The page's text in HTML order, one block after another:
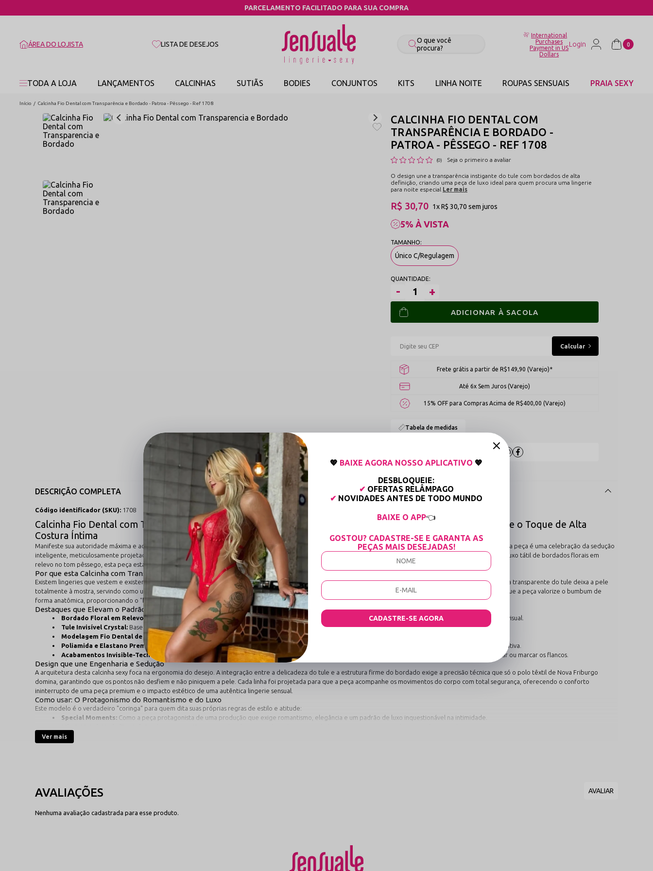
COMPRE PELO WHATSAPP
ÁREA DO LOJISTA LISTA DE DESEJOS
International
Purchases
Payment in US
Dollars
0
TODA A LOJA LANÇAMENTOS CALCINHAS SUTIÃS BODIES CONJUNTOS KITS LINHA NOITE ROUPAS SENSUAIS PRAIA SEXY
Início Calcinha Fio Dental com Transparência e Bordado - Patroa - Pêssego - Ref 1708
CALCINHA FIO DENTAL COM
TRANSPARÊNCIA E BORDADO -
PATROA - PÊSSEGO - REF 1708
(0) Seja o primeiro a avaliar
O design une a transparência instigante do tule com bordados de alta
definição, criando uma peça de luxo ideal para quem procura uma lingerie
para noite especial Ler mais
5% À VISTA
R$ 30,70 1xR$ 30,70 sem juros
Único C/Regulagem
ADICIONAR À SACOLA
Frete grátis a partir de R$149,90 (Varejo)*
Até 6x Sem Juros (Varejo)
15% OFF para Compras Acima de R$400,00 (Varejo)
Tabela de medidas
DESCRIÇÃO COMPLETA
Código identificador (SKU): 1708
Calcinha Fio Dental com Transparência e Bordado Pêssego: O Romantismo Provocante do Bouquet de Flores e o Toque de Alta
Costura Íntima
Manifeste sua autoridade máxima e adicione a doçura do fetiche chique à sua gaveta de lingeries com a Calcinha Fio Dental com Transparência e Bordado Pêssego
. Esta peça é uma celebração da sedução
inteligente, meticulosamente projetada para a mulher que comanda o próprio magnetismo com delicadeza e sofisticação. Unindo o frescor etéreo do tule illusion ao luxo tátil de bordados florais em
relevo no tom pêssego , esta peça estabelece o novo padrão de lingerie sexy de luxo no decorrer do atual ano.
Por que esta Calcinha com Transparência e Bordado é irresistível?
Existem lingeries que vestem e existem detalhes que consagram a presença do desejo. O segredo da sua irresistibilidade está nojogo de texturas estratégico: a leveza transparente do tule deixa a pele
totalmente à mostra, servindo como uma tela nua onde os ricos ramos de bordados florais pêssego parecem flutuar sobre o corpo. A modelagem
garante que a peça valorize o bumbum de
forma anatômica, proporcionando o "boost" de autoestima e o magnetismo que só a excelência industrial da Sensualle entrega.
Destaques que Elevam o Padrão
Bordado Floral em Relevo:Arte têxtil refinada com fios acetinados no tom pêssego, criando arabescos e flores que decoram a pele com extrema riqueza visual.
Tule Invisível Crystal: Base transparente ultraleve com elasticidade multidirecional, oferecendo o visualillusionmoderno e instigante.
Modelagem Fio Dental de Elite:
Corte anatômico planejado para desenhar a silhueta natural com total estabilidade e sofisticação técnica.
Poliamida e Elastano Premium (90/10):A base nobre clássica da Sensualle que oferece o consagrado "toque gelado", alta durabilidade e respirabilidade ativa.
Acabamentos Invisible-Tech:
Elásticos finos e macios que contornam o quadril perfeitamente, garantindo que a peça permaneça posicionada sem apertar ou marcar os flancos.
Design que une Engenharia e Sedução
A arquitetura desta calcinha sexy foca na ergonomia do desejo. A integração entre a delicadeza do tule e a estrutura firme do bordado exige a precisão técnica que só o polo têxtil de Nova Friburgo
domina, garantindo que os pontos não desfiem e não piniquem a pele. Cada linha foi projetada para que a peça acompanhe os movimentos do corpo com total segurança, oferecendo o conforto
ininterrupto de uma peça premium e o impacto estético de uma autêntica lingerie sensual
Como usar: O Protagonismo do Romantismo e do Luxo
Este modelo é o verdadeiro "coringa" para quem dita suas próprias regras de estilo e atitude:
Special Moments: Como a peça protagonista de uma produção que exige romantismo, elegância e um padrão de luxo inquestionável na intimidade.
Autoestima Diária:
Benefícios que você vai sentir na pele
Com um legado consolidado de
. Nossa fábrica domina a arte de transformar fios tecnológicos,
rendas sofisticadas e bordados icônicos em objetos de desejo que resistem ao tempo. Escolher Sensualle é investir no luxo nacional, feito para mulheres que exigem qualidade industrial, durabilidade
Protocolo de Manutenção e Longevidade
Tenha cuidado extra com unhas, anéis e acessórios ao manusear a trama delicada do tule para evitar fios puxados.
, protegendo a integridade das fibras e o tom suave do pêssego da degradação térmica solar.
Não utilize máquinas de lavar ou secadoras; o cuidado artesanal garante a vida útil da sua lingerie favorita por muito mais tempo.
Ver mais
Nenhuma avaliação cadastrada para esse produto.
💖 BAIXE AGORA NOSSO APLICATIVO 💖
DESBLOQUEIE:
✔ OFERTAS RELÂMPAGO
✔ NOVIDADES ANTES DE TODO MUNDO
BAIXE O APP👈
GOSTOU? CADASTRE-SE E GARANTA AS
PEÇAS MAIS DESEJADAS!
CADASTRE-SE AGORA